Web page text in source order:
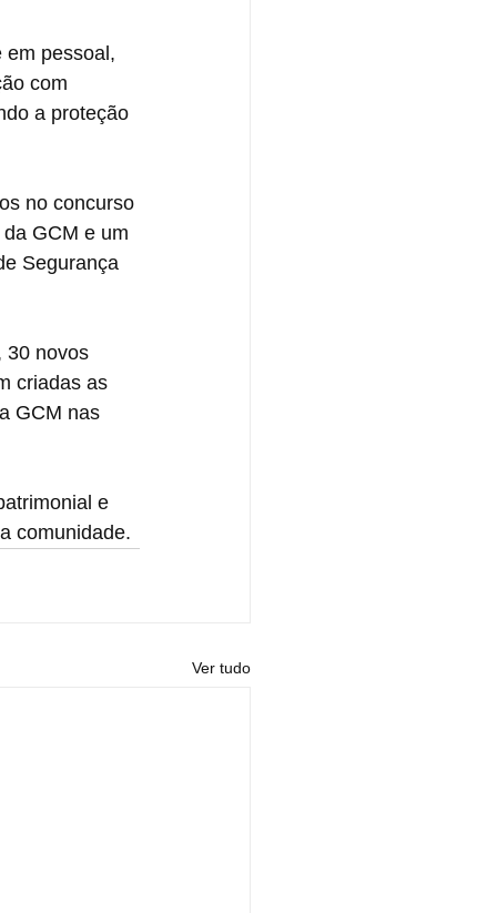
em pessoal,
com
a proteção
no concurso
GCM e um
Segurança
30 novos
criadas as
GCM nas
e
comunidade.
Ver tudo